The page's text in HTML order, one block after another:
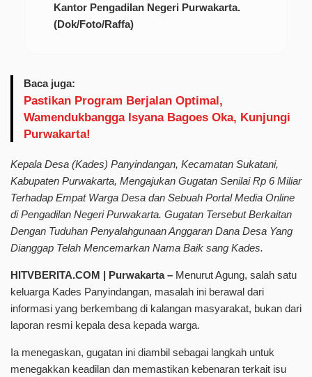
Kantor Pengadilan Negeri Purwakarta.
(Dok/Foto/Raffa)
Baca juga:
Pastikan Program Berjalan Optimal,
Wamendukbangga Isyana Bagoes Oka, Kunjungi
Purwakarta!
Kepala Desa (Kades) Panyindangan, Kecamatan Sukatani,
Kabupaten Purwakarta, Mengajukan Gugatan Senilai Rp 6 Miliar
Terhadap Empat Warga Desa dan Sebuah Portal Media Online
di Pengadilan Negeri Purwakarta. Gugatan Tersebut Berkaitan
Dengan Tuduhan Penyalahgunaan Anggaran Dana Desa Yang
Dianggap Telah Mencemarkan Nama Baik sang Kades.
HITVBERITA.COM | Purwakarta – Menurut Agung, salah satu
keluarga Kades Panyindangan, masalah ini berawal dari
informasi yang berkembang di kalangan masyarakat, bukan dari
laporan resmi kepala desa kepada warga.
Ia menegaskan, gugatan ini diambil sebagai langkah untuk
menegakkan keadilan dan memastikan kebenaran terkait isu